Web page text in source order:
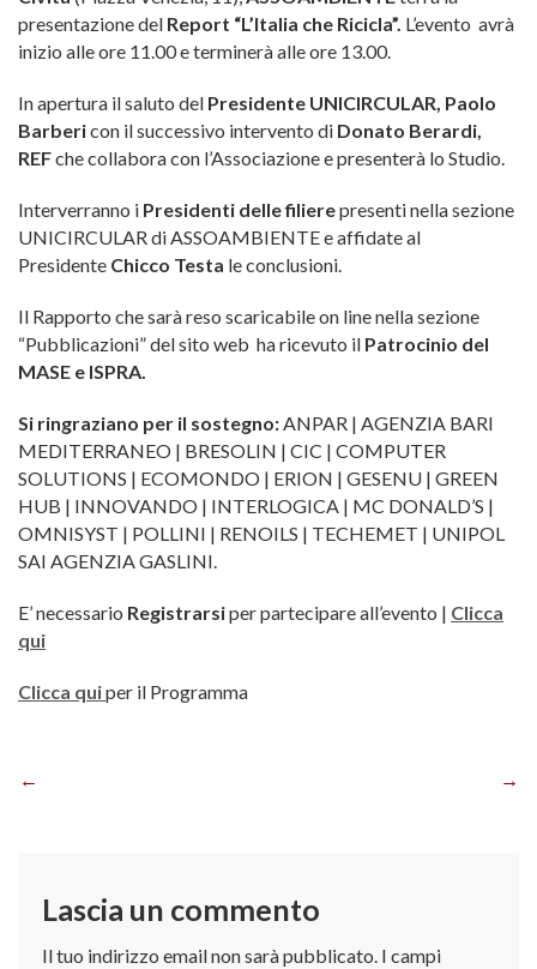
presentazione del Report “L’Italia che Ricicla”. L’evento avrà
inizio alle ore 11.00 e terminerà alle ore 13.00.
In apertura il saluto del Presidente UNICIRCULAR, Paolo
Barbericon il successivo intervento di Donato Berardi,
REFche collabora con l’Associazione e presenterà lo Studio.
Interverranno i Presidenti delle filierepresenti nella sezione
UNICIRCULAR di ASSOAMBIENTE e affidate al
Presidente Chicco Testa le conclusioni.
Il Rapporto che sarà reso scaricabile on line nella sezione
“Pubblicazioni” del sito web ha ricevuto il Patrocinio del
MASE e ISPRA.
Si ringraziano per il sostegno: ANPAR | AGENZIA BARI
MEDITERRANEO | BRESOLIN | CIC | COMPUTER
SOLUTIONS | ECOMONDO | ERION | GESENU | GREEN
HUB | INNOVANDO | INTERLOGICA | MC DONALD’S |
OMNISYST | POLLINI | RENOILS | TECHEMET | UNIPOL
SAI AGENZIA GASLINI.
E’ necessario Registrarsiper partecipare all’evento | Clicca
qui
Clicca quiper il Programma
Navigazione
Lascia un commento
Il tuo indirizzo email non sarà pubblicato. I campi